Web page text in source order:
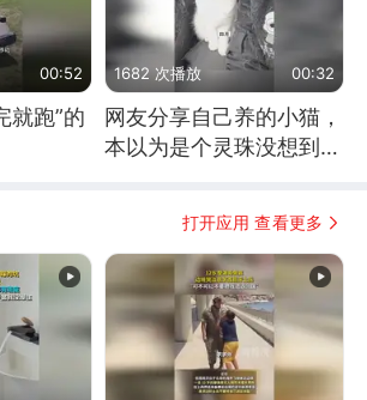
00:52
就跑”的
1682 次播放 00:32
网友分享自己养的小猫，
本以为是个灵珠没想到是
打开应用 查看更多